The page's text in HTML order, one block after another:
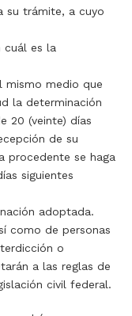
su trámite, a cuyo
cuál es la
mismo medio que
la determinación
20 (veinte) días
de su
procedente se haga
siguientes
adoptada.
como de personas
o
a las reglas de
civil federal.